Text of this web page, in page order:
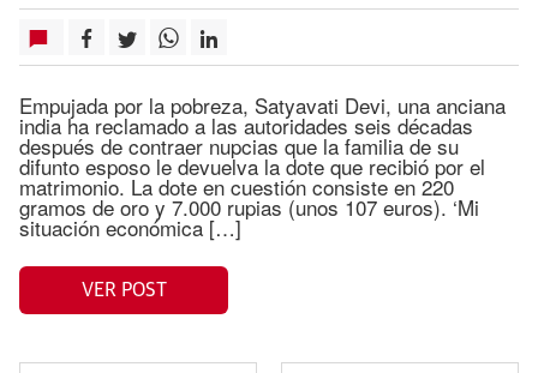
Empujada por la pobreza, Satyavati Devi, una anciana
india ha reclamado a las autoridades seis décadas
después de contraer nupcias que la familia de su
difunto esposo le devuelva la dote que recibió por el
matrimonio. La dote en cuestión consiste en 220
gramos de oro y 7.000 rupias (unos 107 euros). ‘Mi
situación económica […]
VER POST